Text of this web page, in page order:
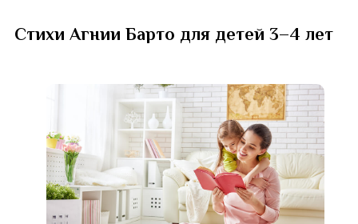
Стихи Агнии Барто для детей 3–4 лет